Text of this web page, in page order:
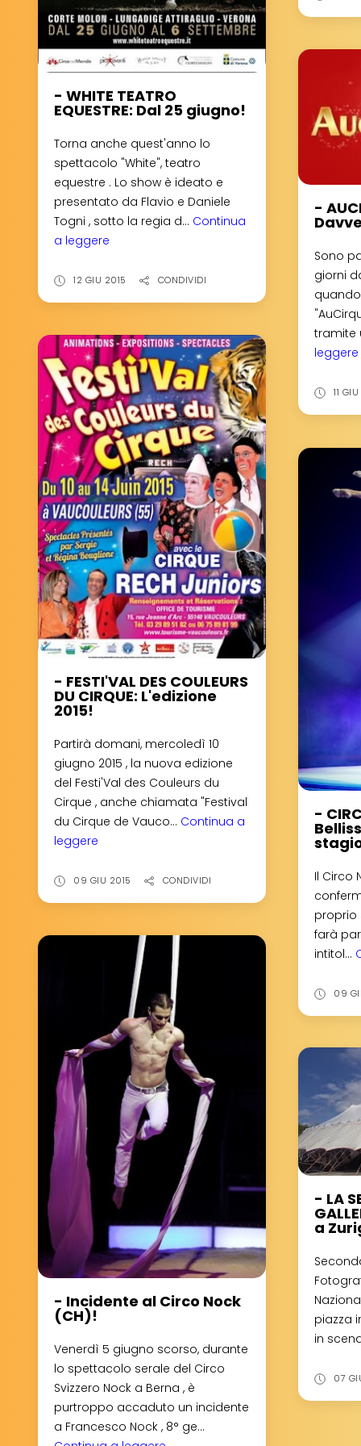
- WHITE TEATRO
EQUESTRE: Dal 25 giugno!
Torna anche quest'anno lo
spettacolo "White", teatro
equestre . Lo show è ideato e
presentato da Flavio e Daniele
Togni , sotto la regia d... Continua
a leggere
TEATRO
25
giugno!
12 GIU 2015 CONDIVIDI
-
Sono
giorni
tramite
leggere
11
- FESTI'VAL DES COULEURS
DU CIRQUE: L'edizione
2015!
Partirà domani, mercoledì 10
giugno 2015 , la nuova edizione
del Festi'Val des Couleurs du
Cirque , anche chiamata "Festival
du Cirque de Vauco... Continua a
leggere
DES
CIRQUE:
L'edizione
09 GIU 2015 CONDIVIDI
-
Il Circo
proprio
farà
intitol...
09
- Incidente al Circo Nock
(CH)!
Venerdì 5 giugno scorso, durante
lo spettacolo serale del Circo
Svizzero Nock a Berna , è
purtroppo accaduto un incidente
a Francesco Nock , 8° ge...
- LA
a
piazza
in
07